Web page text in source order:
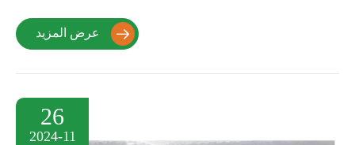

26
2024-11